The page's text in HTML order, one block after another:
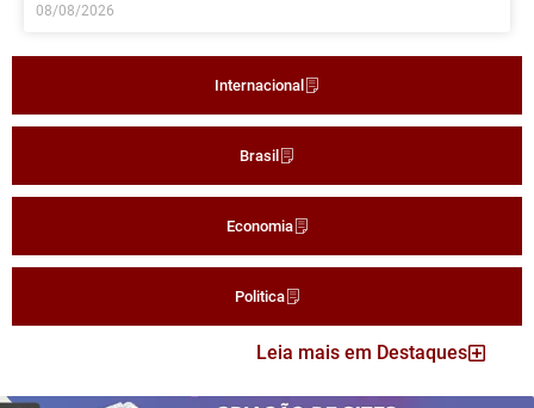
Internacional
Brasil
Economia
Politica
08/08/2026
Leia mais em Destaques